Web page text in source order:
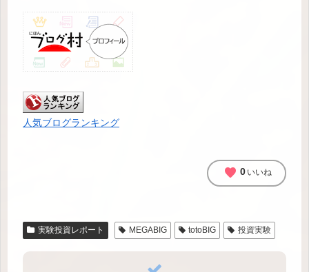
人気ブログランキング
favorite 0 いいね
実験投資レポート MEGABIG totoBIG 投資実験